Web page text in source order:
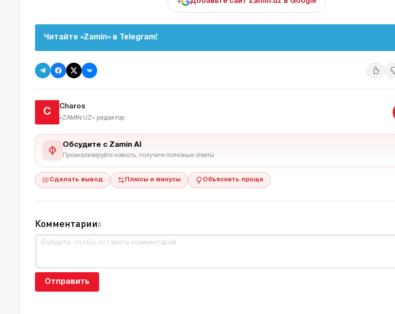
Читайте «Zamin» в Telegram!
C
Charos
«ZAMIN.UZ» редактор
Обсудите с Zamin AI
Проанализируйте новость, получите полезные ответы
Сделать вывод Плюсы и минусы Объяснить проще
Комментарии0
Отправить